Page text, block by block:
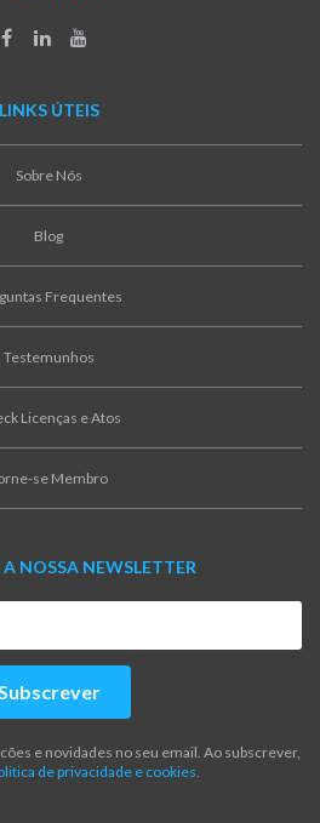
LINKS ÚTEIS
Sobre Nós
Blog
Frequentes
Testemunhos
Licenças e Atos
se Membro
A NOSSA NEWSLETTER
e novidades no seu email. Ao subscrever,
de privacidade e cookies.